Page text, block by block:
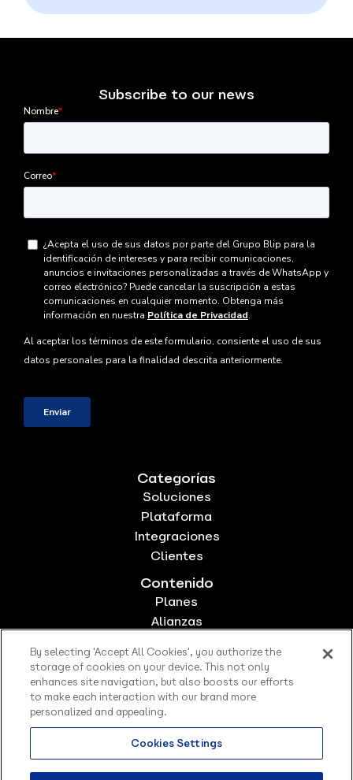
Categorías
Soluciones
Plataforma
Integraciones
Clientes
Contenido
Planes
Alianzas
Trabaja con nosotros
Sitemap
Subscribe to our news
By selecting 'Accept All Cookies', you authorize the
storage of cookies on your device. This not only
enhances site navigation, but also boosts our efforts
to make each interaction with our brand more
personalized and appealing.
Cookies Settings